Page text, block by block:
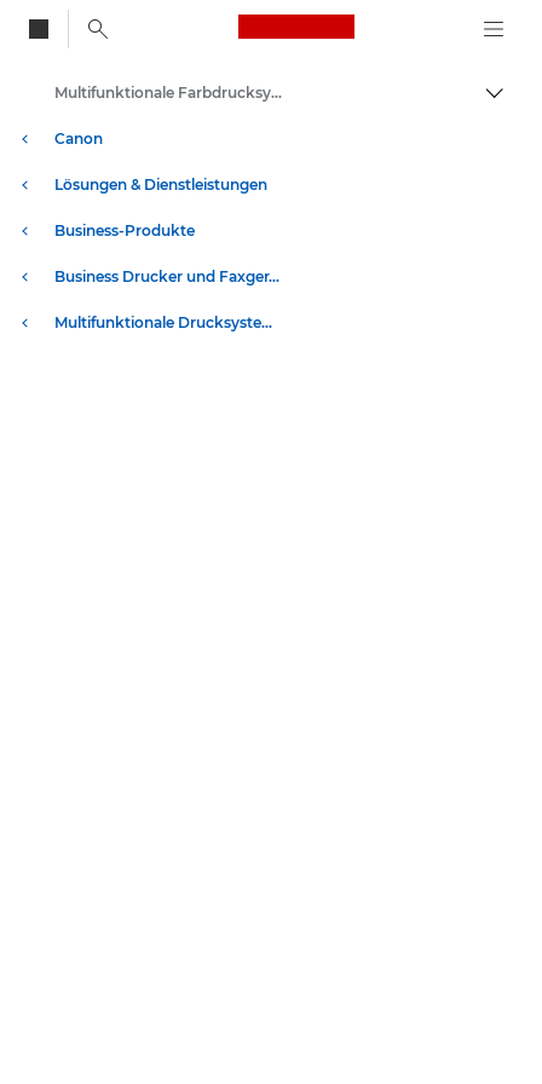
Canon Logo, back
Auf
Canon
Lösungen & Dienstleistungen
Business-Produkte
Business Drucker und Faxgeräte
Multifunktionale Drucksysteme
Multifunktionale Farbdrucksysteme - Canon Deutschland